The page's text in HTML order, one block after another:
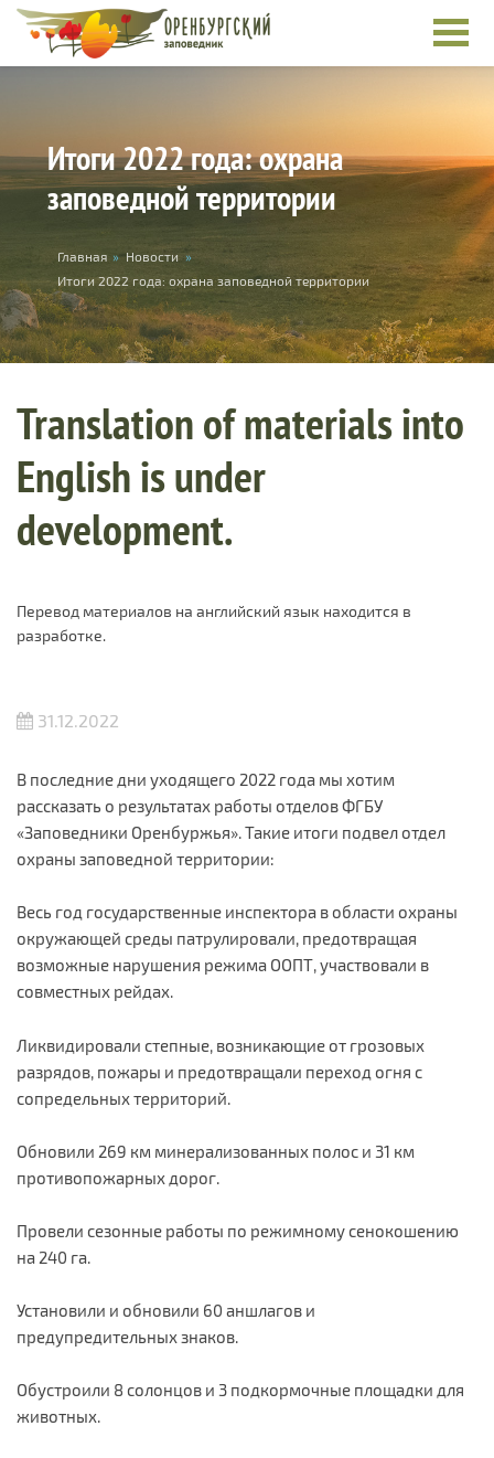
Skip to main content
Итоги 2022 года: охрана
заповедной территории
You are here
Главная » Новости »
Итоги 2022 года: охрана заповедной территории
Translation of materials into
English is under
development.
Перевод материалов на английский язык находится в
разработке.
31.12.2022
В последние дни уходящего 2022 года мы хотим
рассказать о результатах работы отделов ФГБУ
«Заповедники Оренбуржья». Такие итоги подвел отдел
охраны заповедной территории:
Весь год государственные инспектора в области охраны
окружающей среды патрулировали, предотвращая
возможные нарушения режима ООПТ, участвовали в
совместных рейдах.
Ликвидировали степные, возникающие от грозовых
разрядов, пожары и предотвращали переход огня с
сопредельных территорий.
Обновили 269 км минерализованных полос и 31 км
противопожарных дорог.
Провели сезонные работы по режимному сенокошению
на 240 га.
Установили и обновили 60 аншлагов и
предупредительных знаков.
Обустроили 8 солонцов и 3 подкормочные площадки для
животных.